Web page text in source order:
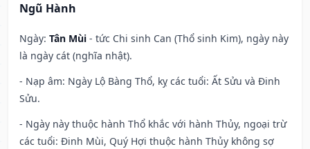
Ngũ Hành
Ngày: Tân Mùi - tức Chi sinh Can (Thổ sinh Kim), ngày này
là ngày cát (nghĩa nhật).
- Nạp âm: Ngày Lộ Bàng Thổ, kỵ các tuổi: Ất Sửu và Đinh
Sửu.
- Ngày này thuộc hành Thổ khắc với hành Thủy, ngoại trừ
các tuổi: Đinh Mùi, Quý Hợi thuộc hành Thủy không sợ